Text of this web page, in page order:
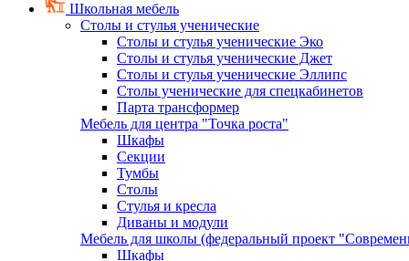
Школьная мебель
Столы и стулья ученические
Столы и стулья ученические Эко
Столы и стулья ученические Джет
Столы и стулья ученические Эллипс
Столы ученические для спецкабинетов
Парта трансформер
Мебель для центра "Точка роста"
Шкафы
Секции
Тумбы
Столы
Стулья и кресла
Диваны и модули
Мебель для школы (федеральный проект
Шкафы